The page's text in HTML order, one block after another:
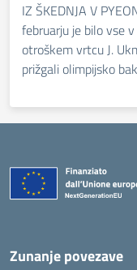
IZ ŠKEDNJA V
februarju je bilo vse
otroškem vrtcu J.
prižgali olimpijsko
Zunanje povezave